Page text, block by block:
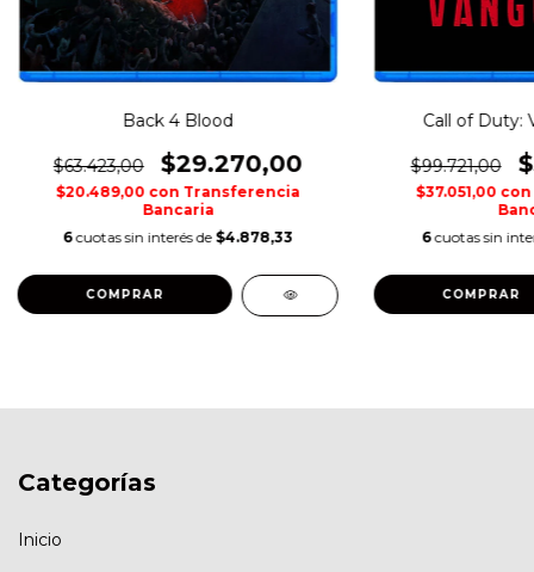
Back 4 Blood
$63.423,00 $29.270,00
$20.489,00 con Transferencia
Bancaria
6 cuotas sin interés de $4.878,33
COMPRAR
Call of Duty:
$99.721,00
$37.051,00 con
6 cuotas sin
COMPRAR
Categorías
Inicio